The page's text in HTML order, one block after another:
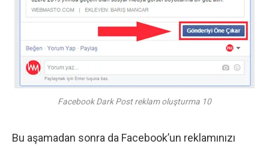
Facebook Dark Post reklam oluşturma 10
Bu aşamadan sonra da Facebook’un reklamınızı